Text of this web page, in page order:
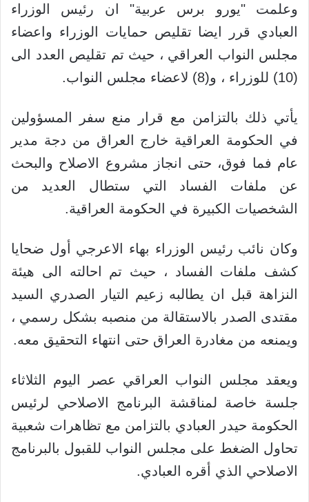
وعلمت "يورو برس عربية" ان رئيس الوزراء
العبادي قرر ايضا تقليص حمايات الوزراء واعضاء
مجلس النواب العراقي ، حيث تم تقليص العدد الى
(10) للوزراء ، و(8) لاعضاء مجلس النواب.
يأتي ذلك بالتزامن مع قرار منع سفر المسؤولين
في الحكومة العراقية خارج العراق من دجة مدير
عام فما فوق، حتى انجاز مشروع الاصلاح والبحث
عن ملفات الفساد التي ستطال العديد من
الشخصيات الكبيرة في الحكومة العراقية.
وكان نائب رئيس الوزراء بهاء الاعرجي أول ضحايا
كشف ملفات الفساد ، حيث تم احالته الى هيئة
النزاهة قبل ان يطالبه زعيم التيار الصدري السيد
مقتدى الصدر بالاستقالة من منصبه بشكل رسمي ،
ويمنعه من مغادرة العراق حتى انتهاء التحقيق معه.
ويعقد مجلس النواب العراقي عصر اليوم الثلاثاء
جلسة خاصة لمناقشة البرنامج الاصلاحي لرئيس
الحكومة حيدر العبادي بالتزامن مع تظاهرات شعبية
تحاول الضغط على مجلس النواب للقبول بالبرنامج
الاصلاحي الذي أقره العبادي.